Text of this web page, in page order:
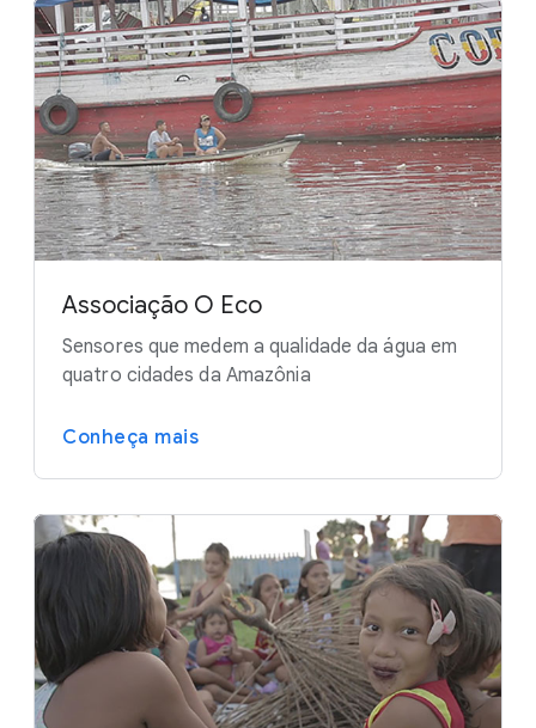
Associação O Eco
Sensores que medem a qualidade da água em
quatro cidades da Amazônia
Conheça mais